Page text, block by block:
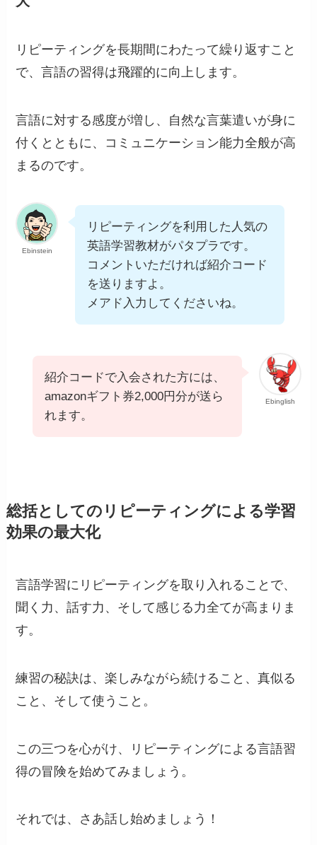
リピーティングを長期間にわたって繰り返すこと
で、言語の習得は飛躍的に向上します。
言語に対する感度が増し、自然な言葉遣いが身に
付くとともに、コミュニケーション能力全般が高
まるのです。
Ebinstein
リピーティングを利用した人気の
英語学習教材がパタプラです。
コメントいただければ紹介コード
を送りますよ。
メアド入力してくださいね。
Ebinglish
紹介コードで入会された方には、
amazonギフト券2,000円分が送ら
れます。
総括としてのリピーティングによる学習
効果の最大化
言語学習にリピーティングを取り入れることで、
聞く力、話す力、そして感じる力全てが高まりま
す。
練習の秘訣は、楽しみながら続けること、真似る
こと、そして使うこと。
この三つを心がけ、リピーティングによる言語習
得の冒険を始めてみましょう。
それでは、さあ話し始めましょう！